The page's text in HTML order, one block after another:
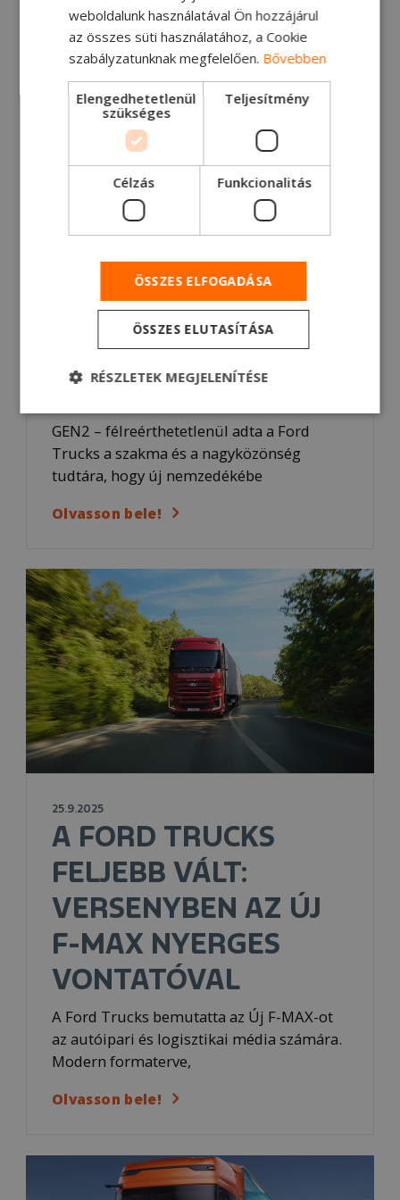
közlekedésről alkotott jövőképét és a
nehézgépjármű- szegmensben mércé
Olvasson bele!
Generációváltás
GEN2 – félreérthetetlenül adta a Ford
Trucks a szakma és a nagyközönség
tudtára, hogy új nemzedékébe
Olvasson bele!
25.9.2025
A FORD TRUCKS
FELJEBB VÁLT:
VERSENYBEN AZ ÚJ
F-MAX NYERGES
VONTATÓVAL
A Ford Trucks bemutatta az Új F-MAX-ot
az autóipari és logisztikai média számára.
Modern formaterve,
Olvasson bele!
weboldalunk használatával Ön hozzájárul
az összes süti használatához, a Cookie
szabályzatunknak megfelelően. Bővebben
Elengedhetetlenül
szükséges
Teljesítmény
Célzás Funkcionalitás
ÖSSZES ELFOGADÁSA
ÖSSZES ELUTASÍTÁSA
RÉSZLETEK MEGJELENÍTÉSE